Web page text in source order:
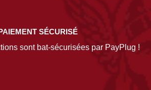
SÉCURISÉ
sont bat-sécurisées par PayPlug !